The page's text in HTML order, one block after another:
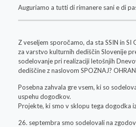
Auguriamo a tutti di rimanere sani e di
Z veseljem sporočamo, da sta SSIN in SI
za varstvo kulturnih dediščin Slovenije
sodelovanje pri realizaciji letošnjih
dediščine z naslovom SPOZNAJ?
Posebna zahvala gre vsem, ki so
uspehu dogodkov.
Projekte, ki smo v sklopu tega dogodka
26. septembra smo sodelovali na